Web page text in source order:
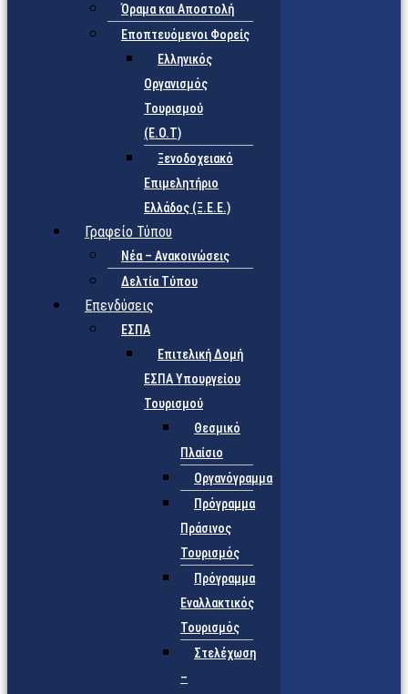
Όραμα και Αποστολή
Εποπτευόμενοι Φορείς
Eλληνικός
Οργανισμός
Τουρισμού
(Ε.Ο.Τ)
Ξενοδοχειακό
Επιμελητήριο
Ελλάδος (Ξ.Ε.Ε.)
Γραφείο Τύπου
Νέα – Ανακοινώσεις
Δελτία Τύπου
Επενδύσεις
ΕΣΠΑ
Επιτελική Δομή
ΕΣΠΑ Υπουργείου
Τουρισμού
Θεσμικό
Πλαίσιο
Οργανόγραμμα
Πρόγραμμα
Πράσινος
Τουρισμός
Πρόγραμμα
Εναλλακτικός
Τουρισμός
Στελέχωση
–